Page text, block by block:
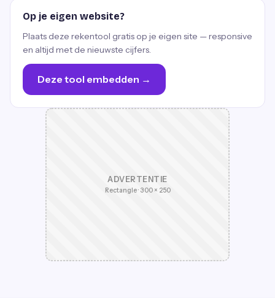
Op je eigen website?
Plaats deze rekentool gratis op je eigen site — responsive
en altijd met de nieuwste cijfers.
Deze tool embedden →
ADVERTENTIE
Rectangle · 300 × 250